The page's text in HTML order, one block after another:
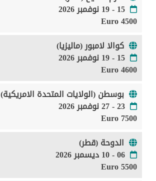
15 - 19 نوفمبر 2026
4500 Euro
كوالا لامبور (ماليزيا)
15 - 19 نوفمبر 2026
4600 Euro
بوسطن (الولايات المتحدة الامريكية)
23 - 27 نوفمبر 2026
7500 Euro
الدوحة (قطر)
06 - 10 ديسمبر 2026
5500 Euro